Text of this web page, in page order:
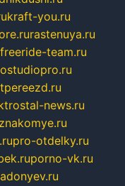
kraft-you.ru
rastenuya.ru
freeride-team.ru
news.ru
pro-otdelky.ru
porno-vk.ru
adonyev.ru